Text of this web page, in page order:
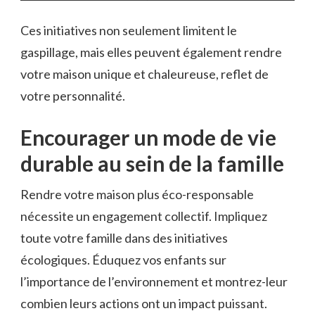
Ces initiatives non seulement limitent le
gaspillage, mais elles peuvent également rendre
votre maison unique et chaleureuse, reflet de
votre personnalité.
Encourager un mode de vie
durable au sein de la famille
Rendre votre maison plus éco-responsable
nécessite un engagement collectif. Impliquez
toute votre famille dans des initiatives
écologiques. Éduquez vos enfants sur
l’importance de l’environnement et montrez-leur
combien leurs actions ont un impact puissant.